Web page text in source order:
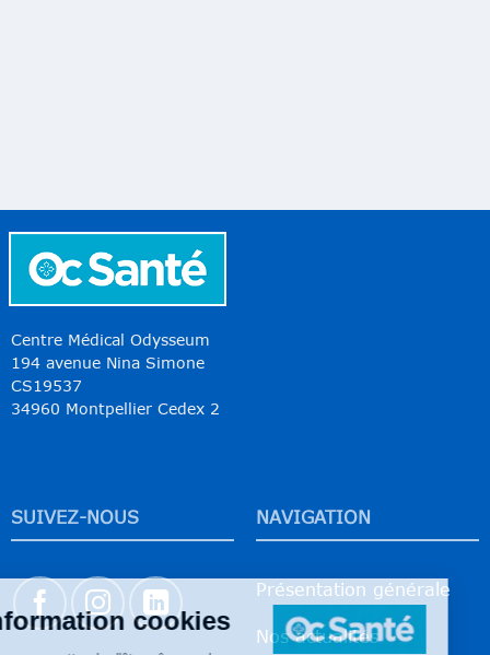
Centre Médical Odysseum
194 avenue Nina Simone
CS19537
34960 Montpellier Cedex 2
SUIVEZ-NOUS NAVIGATION
Présentation générale
Nos actualités